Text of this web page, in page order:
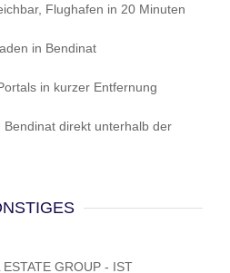
Flughafen in 20 Minuten
in Bendinat
in kurzer Entfernung
direkt unterhalb der
GROUP - IST